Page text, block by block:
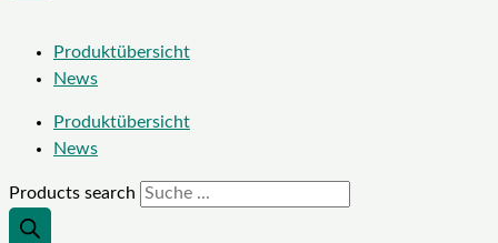
Produktübersicht
News
Produktübersicht
News
Products search